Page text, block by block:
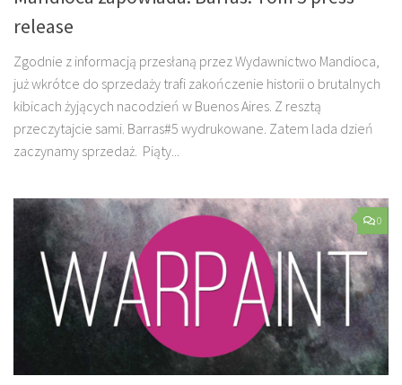
release
Zgodnie z informacją przesłaną przez Wydawnictwo Mandioca,
już wkrótce do sprzedaży trafi zakończenie historii o brutalnych
kibicach żyjących nacodzień w Buenos Aires. Z resztą
przeczytajcie sami. Barras#5 wydrukowane. Zatem lada dzień
zaczynamy sprzedaż. Piąty...
0